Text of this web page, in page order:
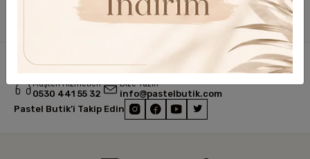
Size yardımcı olabilir miyim?
Size destek olmak için buradayız.
Müşteri Hizmetleri
0530 441 55 32
Bize Yazın
info@pastelbutik.com
Pastel Butik’i Takip Edin